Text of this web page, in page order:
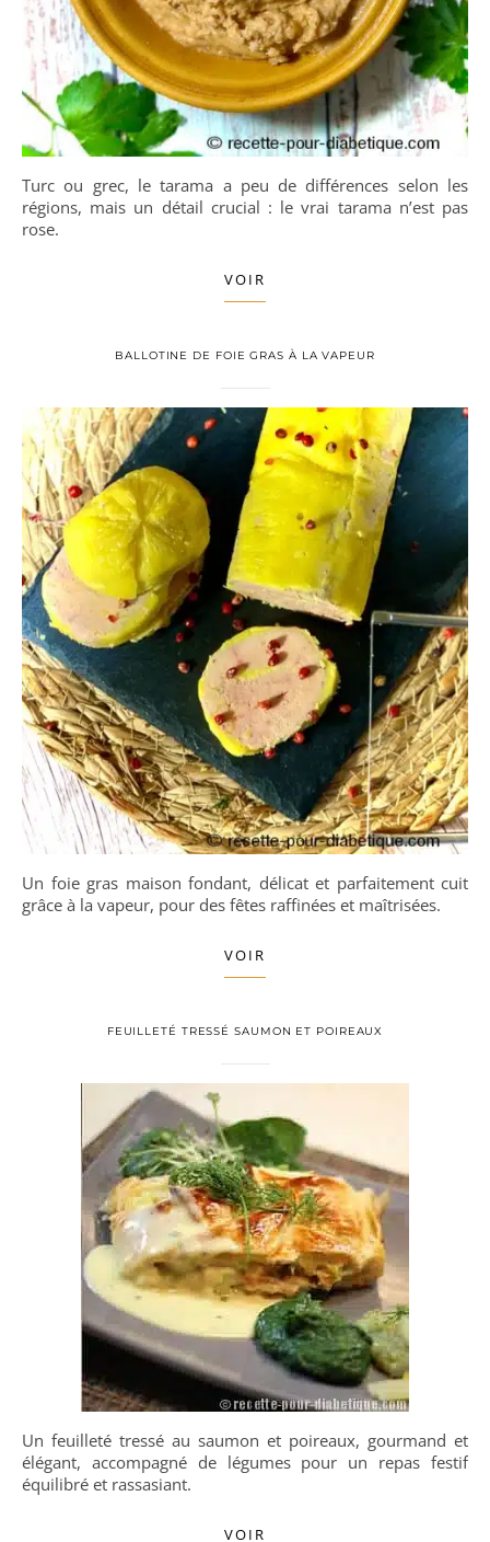
Turc ou grec, le tarama a peu de différences selon les
régions, mais un détail crucial : le vrai tarama n’est pas
rose.
VOIR
BALLOTINE DE FOIE GRAS À LA VAPEUR
Un foie gras maison fondant, délicat et parfaitement cuit
grâce à la vapeur, pour des fêtes raffinées et maîtrisées.
VOIR
FEUILLETÉ TRESSÉ SAUMON ET POIREAUX
Un feuilleté tressé au saumon et poireaux, gourmand et
élégant, accompagné de légumes pour un repas festif
équilibré et rassasiant.
VOIR